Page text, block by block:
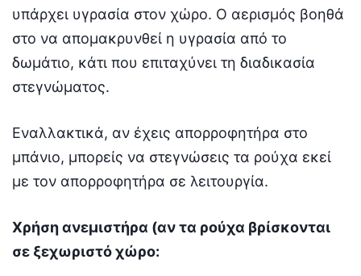
υπάρχει υγρασία στον χώρο. Ο αερισμός βοηθά
στο να απομακρυνθεί η υγρασία από το
δωμάτιο, κάτι που επιταχύνει τη διαδικασία
στεγνώματος.
Εναλλακτικά, αν έχεις απορροφητήρα στο
μπάνιο, μπορείς να στεγνώσεις τα ρούχα εκεί
με τον απορροφητήρα σε λειτουργία.
Χρήση ανεμιστήρα (αν τα ρούχα βρίσκονται
σε ξεχωριστό χώρο: